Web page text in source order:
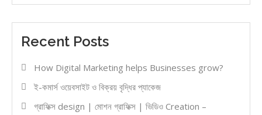
Recent Posts
How Digital Marketing helps Businesses grow?
ই-কমার্স ওয়েবসাইট ও বিক্রয় বৃদ্ধির প্যাকেজ
গ্রাফিক্স design | মোশন গ্রাফিক্স | ভিডিও Creation –